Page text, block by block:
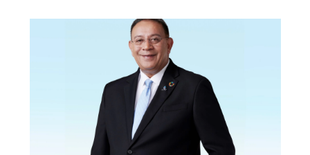
แวดล้อม และการพัฒนาคุณภาพชีวิต ทั้งในประเทศและต่าง